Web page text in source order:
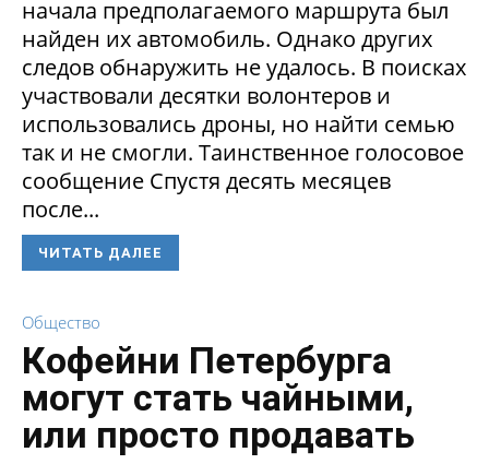
начала предполагаемого маршрута был
найден их автомобиль. Однако других
следов обнаружить не удалось. В поисках
участвовали десятки волонтеров и
использовались дроны, но найти семью
так и не смогли. Таинственное голосовое
сообщение Спустя десять месяцев
после...
ЧИТАТЬ ДАЛЕЕ
Общество
Кофейни Петербурга
могут стать чайными,
или просто продавать